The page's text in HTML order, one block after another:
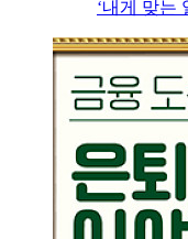
‘내게 맞는